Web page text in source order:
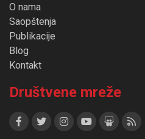
O nama
Saopštenja
Publikacije
Blog
Kontakt
Društvene mreže